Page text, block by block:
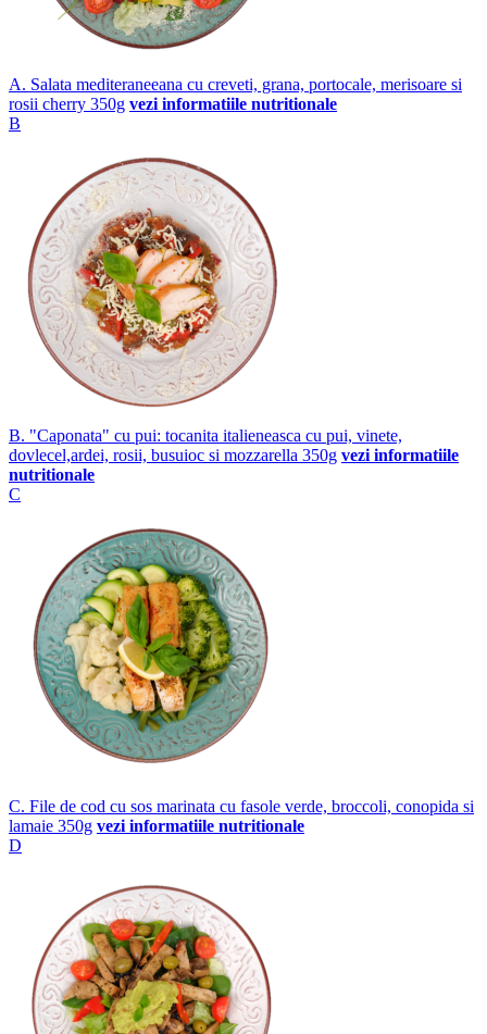
A. Salata mediteraneeana cu creveti, grana, portocale, merisoare si
rosii cherry 350g vezi informatiile nutritionale
B
B. "Caponata" cu pui: tocanita italieneasca cu pui, vinete,
dovlecel,ardei, rosii, busuioc si mozzarella 350g vezi informatiile
nutritionale
C
C. File de cod cu sos marinata cu fasole verde, broccoli, conopida si
lamaie 350g vezi informatiile nutritionale
D